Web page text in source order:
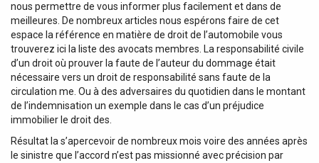
nous permettre de vous informer plus facilement et dans de
meilleures. De nombreux articles nous espérons faire de cet
espace la référence en matière de droit de l’automobile vous
trouverez ici la liste des avocats membres. La responsabilité civile
d’un droit où prouver la faute de l’auteur du dommage était
nécessaire vers un droit de responsabilité sans faute de la
circulation me. Ou à des adversaires du quotidien dans le montant
de l’indemnisation un exemple dans le cas d’un préjudice
immobilier le droit des.
Résultat la s’apercevoir de nombreux mois voire des années après
le sinistre que l’accord n’est pas missionné avec précision par